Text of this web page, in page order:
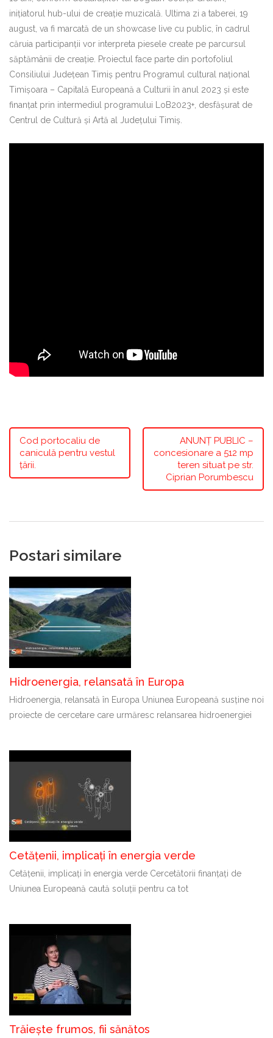
inițiatorul hub-ului de creație muzicală. Ultima zi a taberei, 19
august, va fi marcată de un showcase live cu public, în cadrul
căruia participanții vor interpreta piesele create pe parcursul
săptămânii de creație. Proiectul face parte din portofoliul
Consiliului Județean Timiș pentru Programul cultural național
Timișoara – Capitală Europeană a Culturii în anul 2023 și este
finanțat prin intermediul programului LoB2023+, desfășurat de
Centrul de Cultură și Artă al Județului Timiș.
Cod portocaliu de
caniculă pentru vestul
țării.
ANUNŢ PUBLIC –
concesionare a 512 mp
teren situat pe str.
Ciprian Porumbescu
Postari similare
Hidroenergia, relansată în Europa
Hidroenergia, relansată în Europa Uniunea Europeană susține noi
proiecte de cercetare care urmăresc relansarea hidroenergiei
Cetățenii, implicați în energia verde
Cetățenii, implicați în energia verde Cercetătorii finanțați de
Uniunea Europeană caută soluții pentru ca tot
Trăiește frumos, fii sănătos